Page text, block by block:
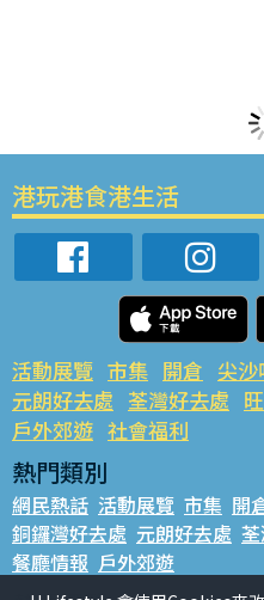
港玩港食港生活
活動展覽 市集 開倉 尖
元朗好去處 荃灣好去處
戶外郊遊 社會福利
熱門類別
網民熱話 活動展覽 市集 開
銅鑼灣好去處 元朗好去處
餐廳情報 戶外郊遊